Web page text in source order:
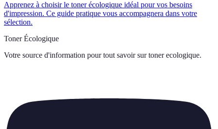
Apprenez à choisir le toner écologique idéal pour vos besoins
d'impression. Ce guide pratique vous accompagnera dans votre
sélection.
Toner Écologique
Votre source d'information pour tout savoir sur toner ecologique.